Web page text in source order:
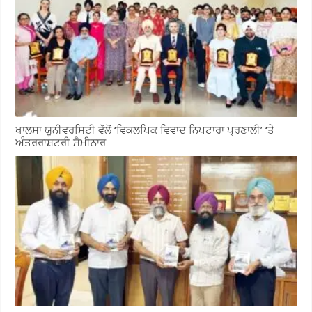
ਖਾਲਸਾ ਯੂਨੀਵਰਸਿਟੀ ਵੱਲੋਂ ‘ਵਿਕਲਪਿਕ ਵਿਵਾਦ ਨਿਪਟਾਰਾ ਪ੍ਰਣਾਲੀ’ ‘ਤੇ
ਅੰਤਰਰਾਸ਼ਟਰੀ ਸੈਮੀਨਾਰ